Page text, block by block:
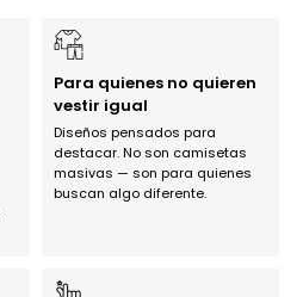
Para quienes no quieren
vestir igual
Diseños pensados para
destacar. No son camisetas
masivas — son para quienes
buscan algo diferente.